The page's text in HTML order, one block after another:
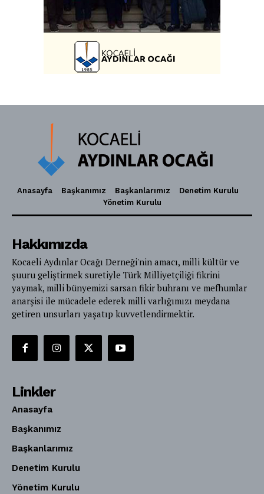
Anasayfa Başkanımız Başkanlarımız
Denetim Kurulu
Yönetim Kurulu
Hakkımızda
Kocaeli Aydınlar Ocağı Derneği'nin amacı, milli kültür ve
şuuru geliştirmek suretiyle Türk Milliyetçiliği fikrini
yaymak, milli bünyemizi sarsan fikir buhranı ve mefhumlar
anarşisi ile mücadele ederek milli varlığımızı meydana
getiren unsurları yaşatıp kuvvetlendirmektir.
Linkler
Anasayfa
Başkanımız
Başkanlarımız
Denetim Kurulu
Yönetim Kurulu